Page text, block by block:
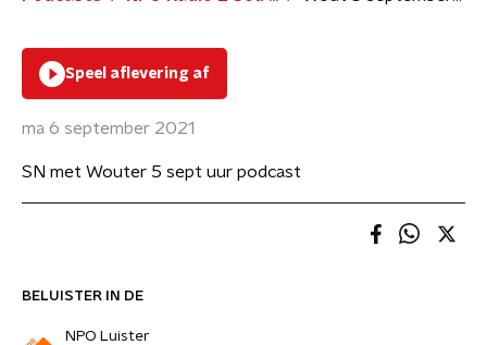
BELUISTER IN DE
NPO Luister
Speel aflevering af
ma 6 september 2021
SN met Wouter 5 sept uur podcast